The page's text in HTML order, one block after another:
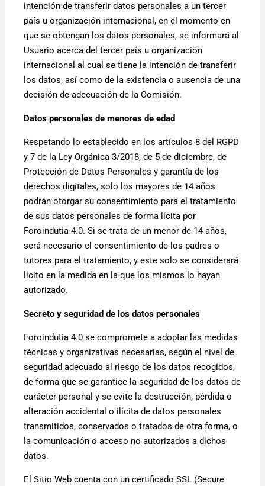
intención de transferir datos personales a un tercer
país u organización internacional, en el momento en
que se obtengan los datos personales, se informará al
Usuario acerca del tercer país u organización
internacional al cual se tiene la intención de transferir
los datos, así como de la existencia o ausencia de una
decisión de adecuación de la Comisión.
Datos personales de menores de edad
Respetando lo establecido en los artículos 8 del RGPD
y 7 de la Ley Orgánica 3/2018, de 5 de diciembre, de
Protección de Datos Personales y garantía de los
derechos digitales, solo los mayores de 14 años
podrán otorgar su consentimiento para el tratamiento
de sus datos personales de forma lícita por
Foroindutia 4.0. Si se trata de un menor de 14 años,
será necesario el consentimiento de los padres o
tutores para el tratamiento, y este solo se considerará
lícito en la medida en la que los mismos lo hayan
autorizado.
Secreto y seguridad de los datos personales
Foroindutia 4.0 se compromete a adoptar las medidas
técnicas y organizativas necesarias, según el nivel de
seguridad adecuado al riesgo de los datos recogidos,
de forma que se garantice la seguridad de los datos de
carácter personal y se evite la destrucción, pérdida o
alteración accidental o ilícita de datos personales
transmitidos, conservados o tratados de otra forma, o
la comunicación o acceso no autorizados a dichos
datos.
El Sitio Web cuenta con un certificado SSL (Secure